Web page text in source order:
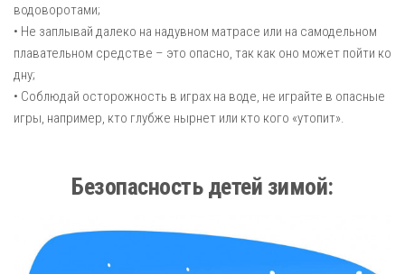
водоворотами;
• Не заплывай далеко на надувном матрасе или на самодельном
плавательном средстве – это опасно, так как оно может пойти ко
дну;
• Соблюдай осторожность в играх на воде, не играйте в опасные
игры, например, кто глубже нырнет или кто кого «утопит».
Безопасность детей зимой: